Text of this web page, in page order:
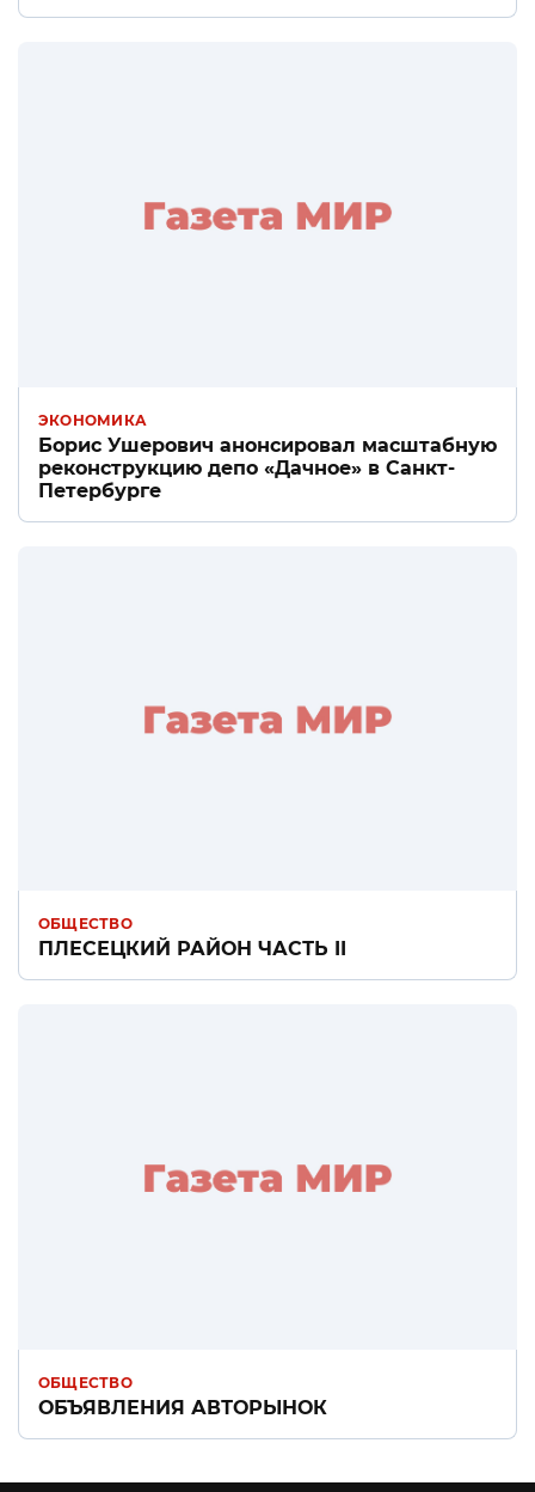
ЭКОНОМИКА
Борис Ушерович анонсировал масштабную
реконструкцию депо «Дачное» в Санкт-
Петербурге
ОБЩЕСТВО
ПЛЕСЕЦКИЙ РАЙОН ЧАСТЬ II
ОБЩЕСТВО
ОБЪЯВЛЕНИЯ АВТОРЫНОК